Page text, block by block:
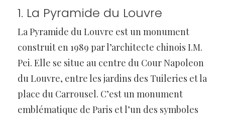
1. La Pyramide du Louvre
La Pyramide du Louvre est un monument
construit en 1989 par l’architecte chinois I.M.
Pei. Elle se situe au centre du Cour Napoleon
du Louvre, entre les jardins des Tuileries et la
place du Carrousel. C’est un monument
emblématique de Paris et l’un des symboles